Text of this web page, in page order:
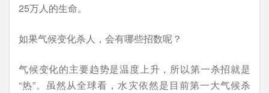
25万人的生命。
如果气候变化杀人，会有哪些招数呢？
气候变化的主要趋势是温度上升，所以第一杀招就是
“热”。虽然从全球看，水灾依然是目前第一大气候杀